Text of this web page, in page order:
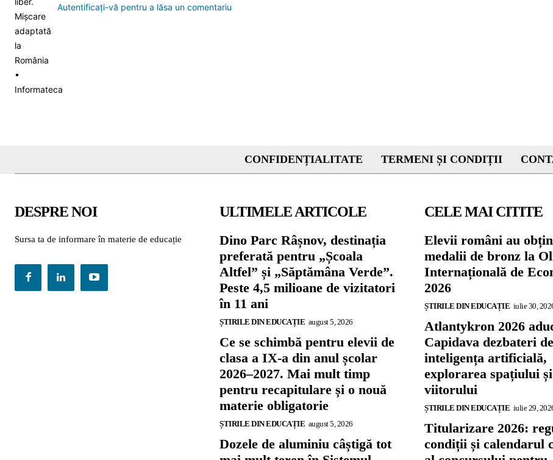
Autentificați-vă pentru a lăsa un comentariu
CONFIDENȚIALITATE TERMENI ȘI CONDIȚII
DESPRE NOI
Sursa ta de informare în materie de educație
ULTIMELE ARTICOLE
Dino Parc Râșnov, destinația
preferată pentru „Școala
Altfel” și „Săptămâna Verde”.
Peste 4,5 milioane de vizitatori
în 11 ani
ȘTIRILE DIN EDUCAȚIE august 5, 2026
Ce se schimbă pentru elevii de
clasa a IX-a din anul școlar
2026–2027. Mai mult timp
pentru recapitulare și o nouă
materie obligatorie
ȘTIRILE DIN EDUCAȚIE august 5, 2026
Dozele de aluminiu câștigă tot
CELE MAI CITITE
Elevii români au
medalii de bronz la
Internațională de
2026
ȘTIRILE DIN EDUCAȚIE iulie 30,
Atlantykron 2026
Capidava dezbateri
inteligența artificială,
explorarea spațiului
viitorului
ȘTIRILE DIN EDUCAȚIE iulie 29,
Titularizare 2026:
condiții și calendarul